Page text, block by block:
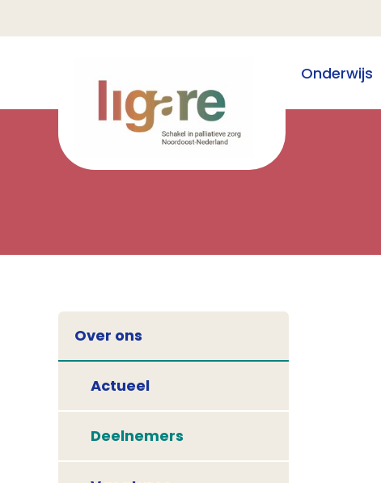
Onderwijs
Over ons
Actueel
Deelnemers